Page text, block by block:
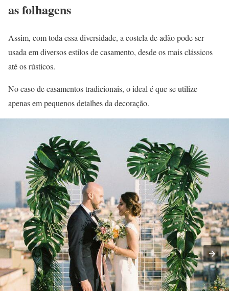
as folhagens
Assim, com toda essa diversidade, a costela de adão pode ser
usada em diversos estilos de casamento, desde os mais clássicos
até os rústicos.
No caso de casamentos tradicionais, o ideal é que se utilize
apenas em pequenos detalhes da decoração.